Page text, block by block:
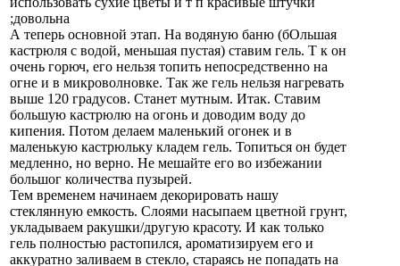
;довольна
А теперь основной этап. На водяную баню (бОльшая
кастрюля с водой, меньшая пустая) ставим гель. Т к он
очень горюч, его нельзя топить непосредственно на
огне и в микроволновке. Так же гель нельзя нагревать
выше 120 градусов. Станет мутным. Итак. Ставим
большую кастрюлю на огонь и доводим воду до
кипения. Потом делаем маленький огонек и в
маленькую кастрюльку кладем гель. Топиться он будет
медленно, но верно. Не мешайте его во избежании
большог количества пузырей.
Тем временем начинаем декорировать нашу
стеклянную емкость. Слоями насыпаем цветной грунт,
укладываем ракушки/другую красоту. И как только
гель полностью растопился, ароматизируем его и
аккуратно заливаем в стекло, стараясь не попадать на